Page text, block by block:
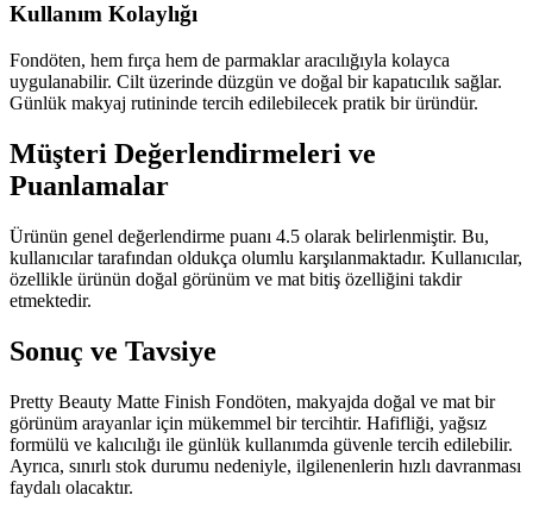
Kullanım Kolaylığı
Fondöten, hem fırça hem de parmaklar aracılığıyla kolayca
uygulanabilir. Cilt üzerinde düzgün ve doğal bir kapatıcılık sağlar.
Günlük makyaj rutininde tercih edilebilecek pratik bir üründür.
Müşteri Değerlendirmeleri ve
Puanlamalar
Ürünün genel değerlendirme puanı 4.5 olarak belirlenmiştir. Bu,
kullanıcılar tarafından oldukça olumlu karşılanmaktadır. Kullanıcılar,
özellikle ürünün doğal görünüm ve mat bitiş özelliğini takdir
etmektedir.
Sonuç ve Tavsiye
Pretty Beauty Matte Finish Fondöten, makyajda doğal ve mat bir
görünüm arayanlar için mükemmel bir tercihtir. Hafifliği, yağsız
formülü ve kalıcılığı ile günlük kullanımda güvenle tercih edilebilir.
Ayrıca, sınırlı stok durumu nedeniyle, ilgilenenlerin hızlı davranması
faydalı olacaktır.